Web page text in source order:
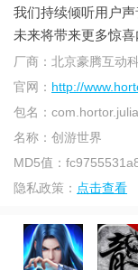
我们持续倾听用户
未来将带来更多惊喜
厂商： 北京豪腾互动
官网： http://
包名：
名称： 创游世界
MD5值：
隐私政策： 点击查看